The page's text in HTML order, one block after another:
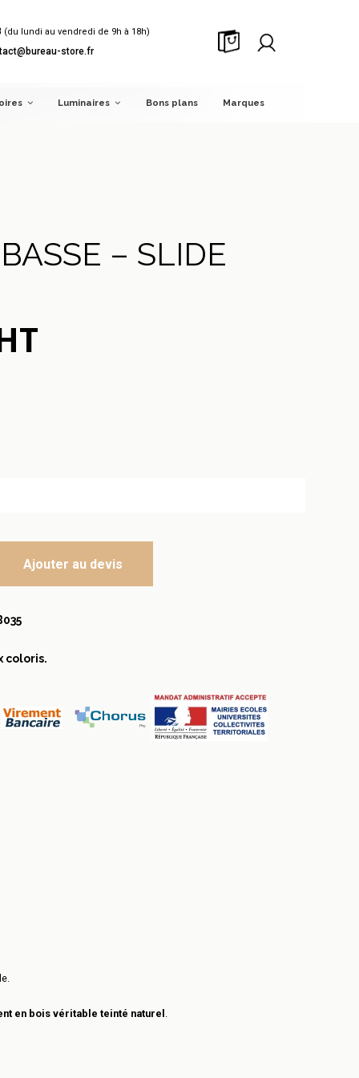
(du lundi au vendredi de 9h à 18h)
store.fr
Luminaires Bons plans Marques
– SLIDE
Ajouter au devis
coloris.
en bois véritable teinté naturel